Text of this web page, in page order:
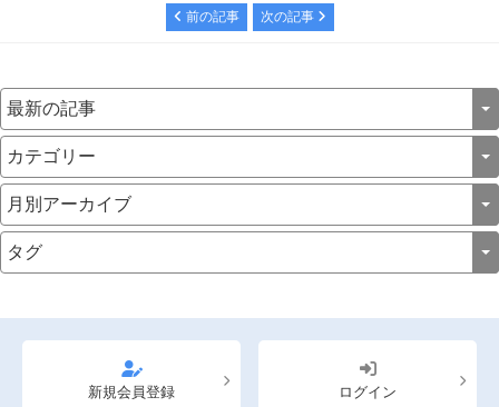
前の記事 次の記事
新規会員登録 ログイン